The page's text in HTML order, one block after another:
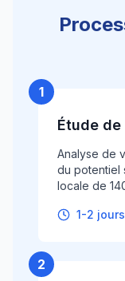
1
Étude
Analyse de
du potentiel
locale de
1-2 jours
2